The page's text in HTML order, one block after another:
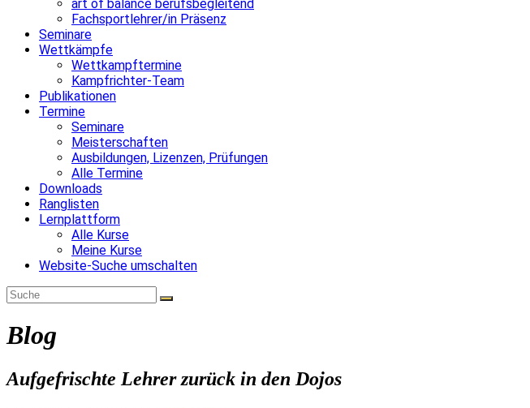
art of balance berufsbegleitend
Fachsportlehrer/in Präsenz
Seminare
Wettkämpfe
Wettkampftermine
Kampfrichter-Team
Publikationen
Termine
Seminare
Meisterschaften
Ausbildungen, Lizenzen, Prüfungen
Alle Termine
Downloads
Ranglisten
Lernplattform
Alle Kurse
Meine Kurse
Website-Suche umschalten
Blog
Aufgefrischte Lehrer zurück in den Dojos